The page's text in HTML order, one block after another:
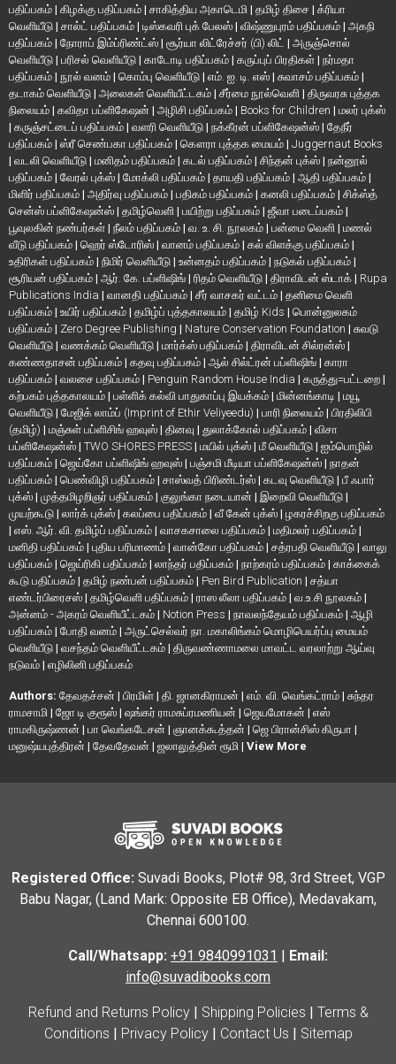
பதிப்பகம் | கிழக்கு பதிப்பகம் | சாகித்திய அகாடெமி | தமிழ் திசை | க்ரியா
வெளியீடு | சால்ட் பதிப்பகம் | டிஸ்கவரி புக் பேலஸ் | விஷ்ணுபுரம் பதிப்பகம் | அகநி
பதிப்பகம் | நோராப் இம்ப்ரிண்ட்ஸ் | சூர்யா லிட்ரேச்சர் (பி) லிட் | அருஞ்சொல்
வெளியீடு | பரிசல் வெளியீடு | காடோடி பதிப்பகம் | கருப்புப் பிரதிகள் | நர்மதா
பதிப்பகம் | நூல் வனம் | கொம்பு வெளியீடு | எம். ஐ. டி. எஸ் | சுவாசம் பதிப்பகம் |
தடாகம் வெளியீடு | அலைகள் வெளியீட்டகம் | சீர்மை நூல்வெளி | திருவரசு புத்தக
நிலையம் | கவிதா பப்ளிகேஷன் | அழிசி பதிப்பகம் | Books for Children | மலர் புக்ஸ்
| கருஞ்சட்டைப் பதிப்பகம் | வளரி வெளியீடு | நக்கீரன் பப்ளிகேஷன்ஸ் | தேநீர்
பதிப்பகம் | ஸ்ரீ செண்பகா பதிப்பகம் | கௌரா புத்தக மையம் | Juggernaut Books
| வடலி வெளியீடு | மனிதம் பதிப்பகம் | கடல் பதிப்பகம் | சிந்தன் புக்ஸ் | நன்னூல்
பதிப்பகம் | வேரல் புக்ஸ் | மோக்லி பதிப்பகம் | தாயதி பதிப்பகம் | ஆதி பதிப்பகம் |
மிளிர் பதிப்பகம் | அதிர்வு பதிப்பகம் | பதிகம் பதிப்பகம் | கனலி பதிப்பகம் | சிக்ஸ்த்
சென்ஸ் பப்ளிகேஷன்ஸ் | தமிழ்வெளி | பயிற்று பதிப்பகம் | ஜீவா படைப்பகம் |
பூவுலகின் நண்பர்கள் | நீலம் பதிப்பகம் | வ. உ. சி. நூலகம் | பன்மை வெளி | மணல்
வீடு பதிப்பகம் | ஹெர் ஸ்டோரிஸ் | வானம் பதிப்பகம் | கல் விளக்கு பதிப்பகம் |
உதிரிகள் பதிப்பகம் | நிமிர் வெளியீடு | உன்னதம் பதிப்பகம் | நடுகல் பதிப்பகம் |
சூரியன் பதிப்பகம் | ஆர். கே. பப்ளிஷிங் | ரிதம் வெளியீடு | திராவிடன் ஸ்டாக் | Rupa
Publications India | வானதி பதிப்பகம் | சீர் வாசகர் வட்டம் | தனிமை வெளி
பதிப்பகம் | உயிர் பதிப்பகம் | தமிழ்ப் புத்தகாலயம் | தமிழ் Kids | பொன்னுலகம்
பதிப்பகம் | Zero Degree Publishing | Nature Conservation Foundation | சுவடு
வெளியீடு | வணக்கம் வெளியீடு | மார்க்ஸ் பதிப்பகம் | திராவிடன் சில்ரன்ஸ் |
கண்ணதாசன் பதிப்பகம் | கதவு பதிப்பகம் | ஆல் சில்ட்ரன் பப்ளிஷிங் | காரா
பதிப்பகம் | வலசை பதிப்பகம் | Penguin Random House India | கருத்து=பட்டறை |
கற்பகம் புத்தகாலயம் | பள்ளிக் கல்வி பாதுகாப்பு இயக்கம் | மின்னங்காடி | மயூ
வெளியீடு | மேஜிக் லாம்ப் (Imprint of Ethir Veliyeedu) | பாரி நிலையம் | பிரதிலிபி
(தமிழ்) | மஞ்சுள் பப்ளிசிங் ஹவுஸ் | தினவு | துலாக்கோல் பதிப்பகம் | விசா
பப்ளிகேஷன்ஸ் | TWO SHORES PRESS | மயில் புக்ஸ் | மீ வெளியீடு | ஐம்பொழில்
பதிப்பகம் | ஜெய்கோ பப்ளிஷிங் ஹவுஸ் | பஞ்சமி மீடியா பப்ளிகேஷன்ஸ் | நாதன்
பதிப்பகம் | பெண்விழி பதிப்பகம் | சாஸ்வத் பிரிண்டர்ஸ் | கடவு வெளியீடு | பீ ஃபார்
புக்ஸ் | முத்தமிழறிஞர் பதிப்பகம் | குலுங்கா நடையான் | இறைவி வெளியீடு |
முயற்கூடு | லார்க் புக்ஸ் | கலப்பை பதிப்பகம் | வீ கேன் புக்ஸ் | ழகரச்சிறகு பதிப்பகம்
| எஸ். ஆர். வி. தமிழ்ப் பதிப்பகம் | வாசகசாலை பதிப்பகம் | மதிமலர் பதிப்பகம் |
மனிதி பதிப்பகம் | புதிய பரிமாணம் | வான்கோ பதிப்பகம் | சத்ரபதி வெளியீடு | வாலு
பதிப்பகம் | ஜெய்ரிகி பதிப்பகம் | லாந்தர் பதிப்பகம் | நாற்கரம் பதிப்பகம் | காக்கைக்
கூடு பதிப்பகம் | தமிழ் நண்பன் பதிப்பகம் | Pen Bird Publication | சத்யா
எண்டர்பிரைசஸ் | தமிழ்வெளி பதிப்பகம் | ராஸ லீலா பதிப்பகம் | வ.உ.சி நூலகம் |
அன்னம் - அகரம் வெளியீட்டகம் | Notion Press | நாவலந்தேயம் பதிப்பகம் | ஆழி
பதிப்பகம் | போதி வனம் | அருட்செல்வர் நா. மகாலிங்கம் மொழிபெயர்ப்பு மையம்
வெளியீடு | வசந்தம் வெளியீட்டகம் | திருவண்ணாமலை மாவட்ட வரலாற்று ஆய்வு
நடுவம் | எழிலினி பதிப்பகம்
Authors: தேவதச்சன் | பிரமிள் | தி. ஜானகிராமன் | எம். வி. வெங்கட்ராம் | சுந்தர
ராமசாமி | ஜோ டி குரூஸ் | ஷங்கர் ராமசுப்ரமணியன் | ஜெயமோகன் | எஸ்
ராமகிருஷ்ணன் | பா வெங்கடேசன் | ஞானக்கூத்தன் | ஜெ பிரான்சிஸ் கிருபா |
மனுஷ்யபுத்திரன் | தேவதேவன் | ஜலாலுத்தின் ரூமி | View More
Registered Office: Suvadi Books, Plot# 98, 3rd Street, VGP
Babu Nagar, (Land Mark: Opposite EB Office), Medavakam,
Chennai 600100.
Call/Whatsapp: +91 9840991031 | Email:
info@suvadibooks.com
Refund and Returns Policy| Shipping Policies | Terms &
Conditions | Privacy Policy| Contact Us | Sitemap